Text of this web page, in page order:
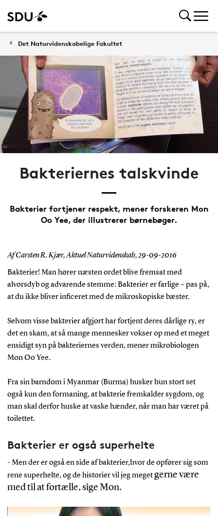
Det Naturvidenskabelige Fakultet
Bakteriernes talskvinde
Bakterier fortjener respekt, mener forskeren Mon
Oo Yee, der illustrerer børnebøger.
Af Carsten R. Kjær, Aktuel Naturvidenskab,29-09-2016
Bakterier! Man hører næsten ordet blive fremsat med
alvorsdyb og advarende stemme: Bakterier er farlige – pas på,
at du ikke bliver inficeret med de mikroskopiske bæster.
Selvom visse bakterier afgjort har fortjent deres dårlige ry, er
det en skam, at så mange mennesker vokser op med et meget
ensidigt syn på bakteriernes verden, mener mikrobiologen
Mon Oo Yee.
Fra sin barndom i Myanmar (Burma) husker hun stort set
også kun den formaning, at bakterie fremkalder sygdom, og
man skal derfor huske at vaske hænder, når man har været på
toilettet.
Bakterier er også superhelte
- Men der er også en side af bakterier,hvor de opfører sig som
rene superhelte, og de historier vil jeg megetgerne være
med til at fortælle, sige Mon.